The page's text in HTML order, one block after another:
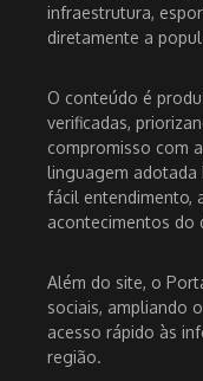
infraestrutura,
diretamente a
O conteúdo é
verificadas,
compromisso com
linguagem adotada
fácil entendimento,
acontecimentos do
Além do site, o
sociais, ampliando
acesso rápido às
região.